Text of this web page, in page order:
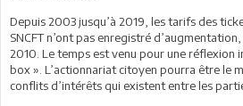
Depuis 2003 jusqu’à 2019, les tarifs des
SNCFT n’ont pas enregistré
2010. Le temps est venu pour une réflexion
box ». L’actionnariat citoyen pourra être le
conflits d’intérêts qui existent entre les